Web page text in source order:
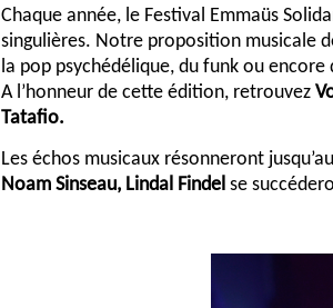
Chaque année, le Festival Emmaüs
singulières. Notre proposition musicale
la pop psychédélique, du funk ou
A l’honneur de cette édition, retrouvez
Tatafio.
Les échos musicaux résonneront
Noam Sinseau, Lindal Findelse